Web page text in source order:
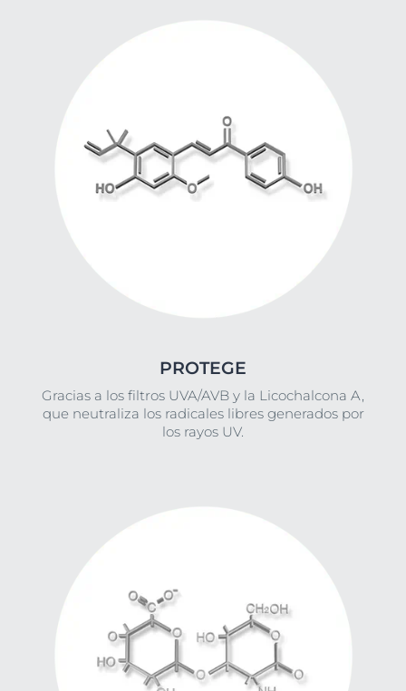
PROTEGE
Gracias a los filtros UVA/AVB y la Licochalcona A,
que neutraliza los radicales libres generados por
los rayos UV.